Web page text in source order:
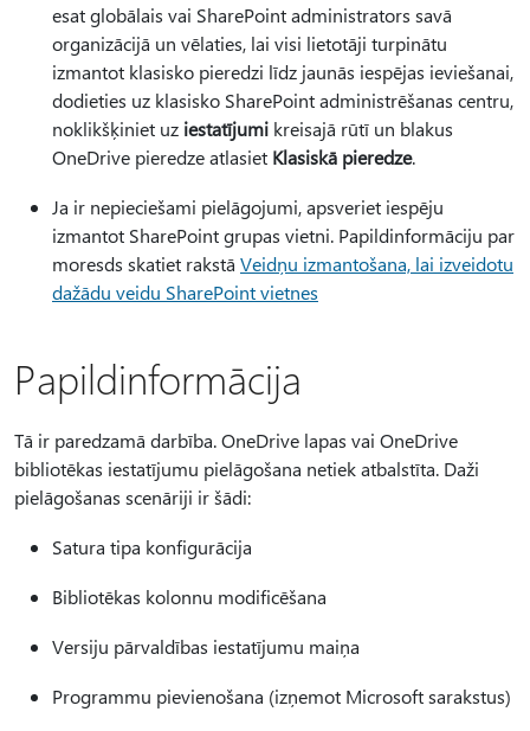
esat globālais vai SharePoint administrators savā
organizācijā un vēlaties, lai visi lietotāji turpinātu
izmantot klasisko pieredzi līdz jaunās iespējas ieviešanai,
dodieties uz klasisko SharePoint administrēšanas centru,
noklikšķiniet uz iestatījumi kreisajā rūtī un blakus
OneDrive pieredze atlasiet Klasiskā pieredze.
Ja ir nepieciešami pielāgojumi, apsveriet iespēju
izmantot SharePoint grupas vietni. Papildinformāciju par
moresds skatiet rakstā Veidņu izmantošana, lai izveidotu
dažādu veidu SharePoint vietnes
Papildinformācija
Tā ir paredzamā darbība. OneDrive lapas vai OneDrive
bibliotēkas iestatījumu pielāgošana netiek atbalstīta. Daži
pielāgošanas scenāriji ir šādi:
Satura tipa konfigurācija
Bibliotēkas kolonnu modificēšana
Versiju pārvaldības iestatījumu maiņa
Programmu pievienošana (izņemot Microsoft sarakstus)